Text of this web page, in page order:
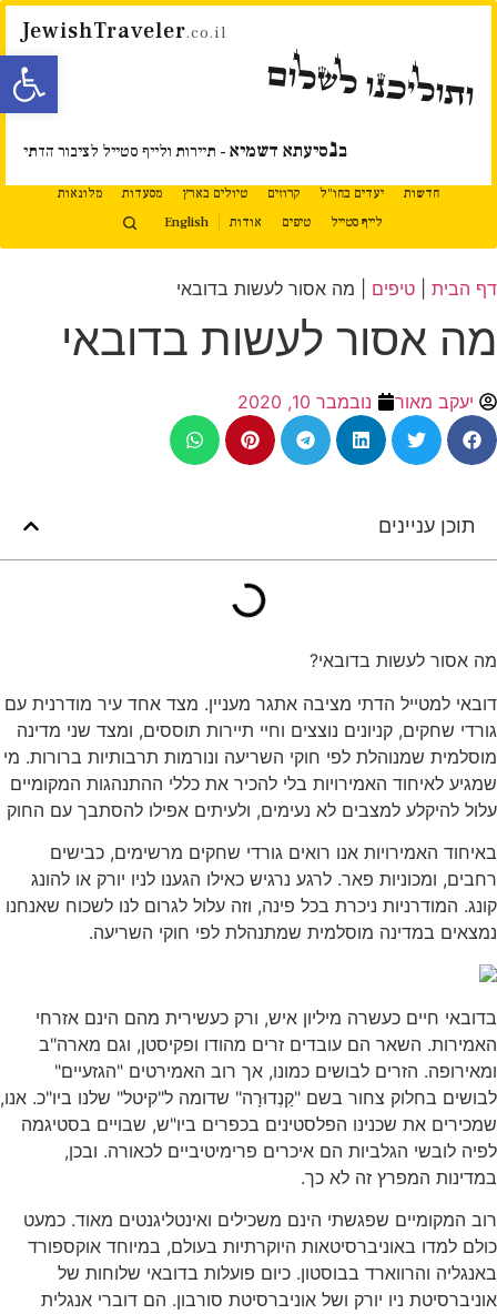
JewishTraveler.co.il
ותוליכנו לשלום
בנסיעתא דשמיא - תיירות ולייף סטייל לציבור הדתי
חדשות יעדים בחו"ל קרוזים טיולים בארץ מסעדות
מלונאות
לייף סטייל
טיפים אודות English
דף הבית טיפים מה אסור לעשות בדובאי
מה אסור לעשות בדובאי
יעקב מאור נובמבר 10, 2020
תוכן עניינים
מה אסור לעשות בדובאי?
דובאי למטייל הדתי מציבה אתגר מעניין. מצד אחד עיר מודרנית עם
גורדי שחקים, קניונים נוצצים וחיי תיירות תוססים, ומצד שני מדינה
מוסלמית שמנוהלת לפי חוקי השריעה ונורמות תרבותיות ברורות. מי
שמגיע לאיחוד האמירויות בלי להכיר את כללי ההתנהגות המקומיים
עלול להיקלע למצבים לא נעימים, ולעיתים אפילו להסתבך עם החוק
באיחוד האמירויות אנו רואים גורדי שחקים מרשימים, כבישים
רחבים, ומכוניות פאר. לרגע נרגיש כאילו הגענו לניו יורק או להונג
קונג. המודרניות ניכרת בכל פינה, וזה עלול לגרום לנו לשכוח שאנחנו
נמצאים במדינה מוסלמית שמתנהלת לפי חוקי השריעה.
בדובאי חיים כעשרה מיליון איש, ורק כעשירית מהם הינם אזרחי
האמירות. השאר הם עובדים זרים מהודו ופקיסטן, וגם מארה"ב
ומאירופה. הזרים לבושים כמונו, אך רוב האמירטים "הגזעיים"
לבושים בחלוק צחור בשם "קַנְדוּרָה" שדומה ל"קיטל" שלנו ביו"כ. אנו,
שמכירים את שכנינו הפלסטינים בכפרים ביו"ש, שבויים בסטיגמה
לפיה לובשי הגלביות הם איכרים פרימיטיביים לכאורה. ובכן,
במדינות המפרץ זה לא כך.
רוב המקומיים שפגשתי הינם משכילים ואינטליגנטים מאוד. כמעט
כולם למדו באוניברסיטאות היוקרתיות בעולם, במיוחד אוקספורד
באנגליה והרווארד בבוסטון. כיום פועלות בדובאי שלוחות של
אוניברסיטת ניו יורק ושל אוניברסיטת סורבון. הם דוברי אנגלית
פתח